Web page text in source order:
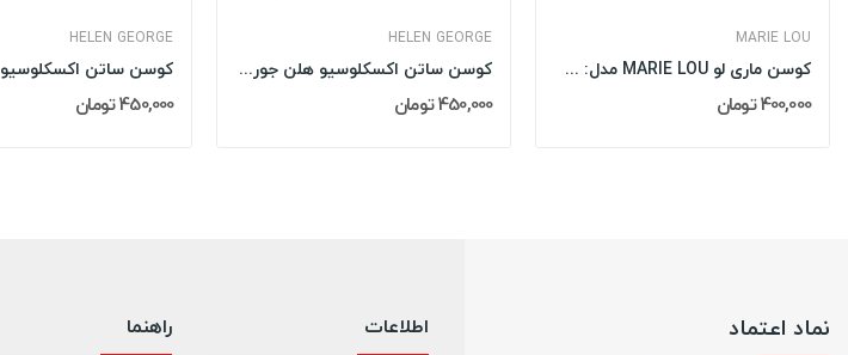
HELEN GEORGE
450,000 تومان
HELEN GEORGE
کوسن ساتن اکسکلوسیو هلن جورج HELEN GEORGE مدل:...
450,000 تومان
MARIE LOU
کوسن ماری لو MARIE LOU مدل: STORM
400,000 تومان
نماد اعتماد اطلاعات راهنما